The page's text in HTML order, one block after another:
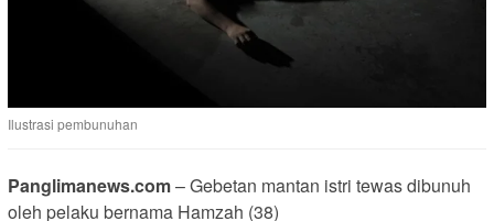
Ilustrasi pembunuhan
Panglimanews.com– Gebetan mantan istri tewas dibunuh
oleh pelaku bernama Hamzah (38)